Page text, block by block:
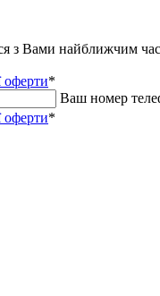
з Вами найближчим
оферти*
Ваш номер
оферти*